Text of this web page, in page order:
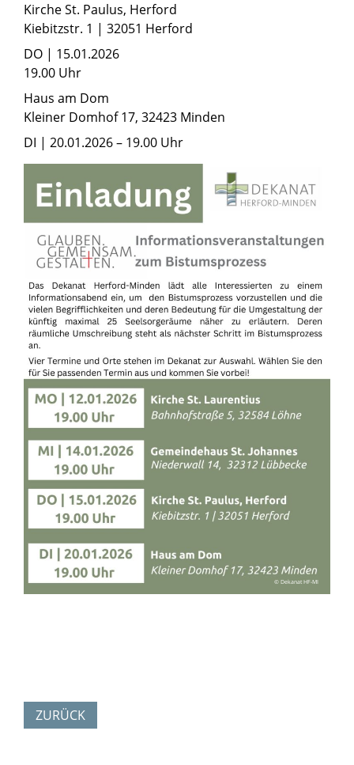
© Dekanat HF-MI
Kirche St. Paulus, Herford
Kiebitzstr. 1 | 32051 Herford
DO | 15.01.2026
19.00 Uhr
Haus am Dom
Kleiner Domhof 17, 32423 Minden
DI | 20.01.2026 – 19.00 Uhr
ZURÜCK